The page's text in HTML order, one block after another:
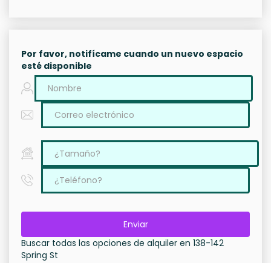
Por favor, notifícame cuando un nuevo espacio
esté disponible
Enviar
Buscar todas las opciones de alquiler en 138-142
Spring St